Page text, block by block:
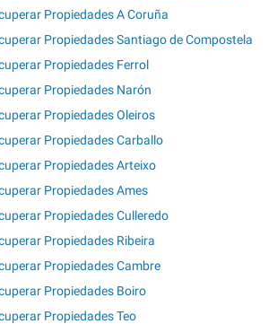
Propiedades A Coruña
Propiedades Santiago de Compostela
Propiedades Ferrol
Propiedades Narón
Propiedades Oleiros
Propiedades Carballo
Propiedades Arteixo
Propiedades Ames
Propiedades Culleredo
Propiedades Ribeira
Propiedades Cambre
Propiedades Boiro
Propiedades Teo